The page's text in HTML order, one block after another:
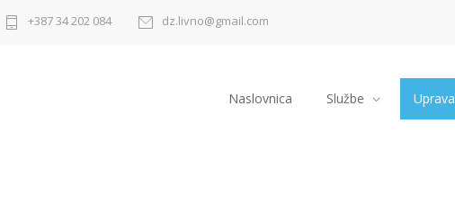
+387 34 202 084 dz.livno@gmail.com
Naslovnica Službe Uprava